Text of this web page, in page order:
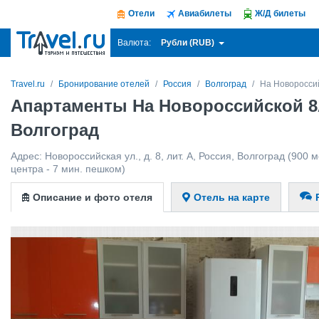
Отели Авиабилеты Ж/Д билеты
Валюта: Рубли (RUB)
Travel.ru Бронирование отелей Россия Волгоград На
Апартаменты На Новороссийской
Волгоград
Адрес: Новороссийская ул., д. 8, лит. А Россия Волгоград (900
центра - 7 мин. пешком)
Описание и фото отеля Отель на карте